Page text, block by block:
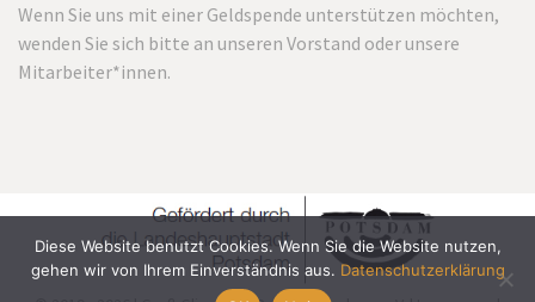
Wenn Sie uns mit einer Geldspende unterstützen möchten,
wenden Sie sich bitte an unseren Vorstand oder unsere
Mitarbeiter*innen.
Diese Website benutzt Cookies. Wenn Sie die Website nutzen,
gehen wir von Ihrem Einverständnis aus. Datenschutzerklärung